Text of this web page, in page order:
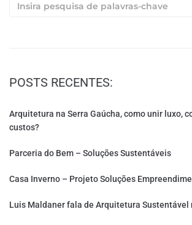
POSTS RECENTES:
Arquitetura na Serra Gaúcha, como unir luxo,
custos?
Parceria do Bem – Soluções Sustentáveis
Casa Inverno – Projeto Soluções
Luis Maldaner fala de Arquitetura Sustentável